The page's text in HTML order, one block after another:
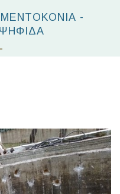
-
ΨΗΦΙΔΑ